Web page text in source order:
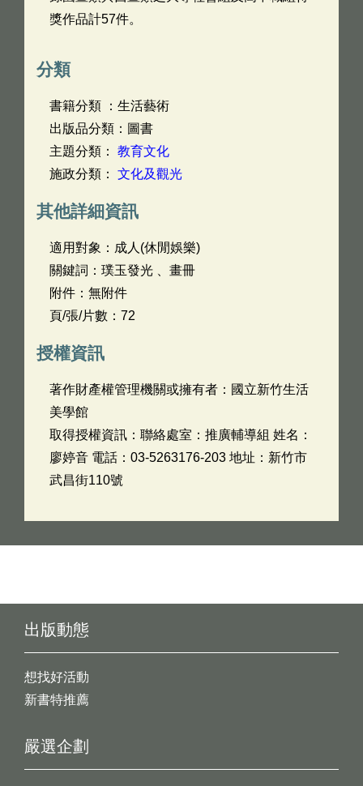
獎作品計57件。
分類
書籍分類 ：生活藝術
出版品分類：圖書
主題分類： 教育文化
施政分類： 文化及觀光
其他詳細資訊
適用對象：成人(休閒娛樂)
關鍵詞：璞玉發光 、畫冊
附件：無附件
頁/張/片數：72
授權資訊
著作財產權管理機關或擁有者：國立新竹生活
美學館
取得授權資訊：聯絡處室：推廣輔導組 姓名：
廖婷音 電話：03-5263176-203 地址：新竹市
武昌街110號
出版動態
想找好活動
新書特推薦
嚴選企劃